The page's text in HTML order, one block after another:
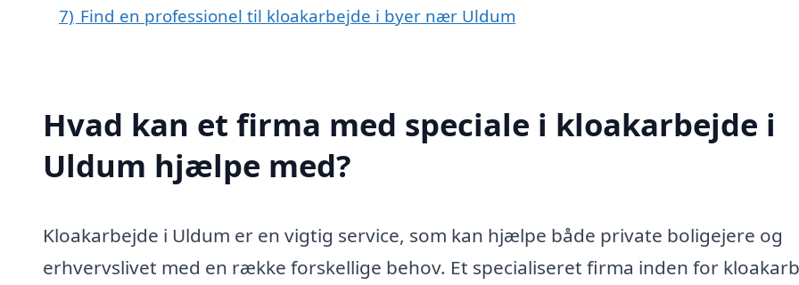
7) Find en professionel til kloakarbejde i byer nær Uldum
Hvad kan et firma med speciale i kloakarbejde i
Uldum hjælpe med?
Kloakarbejde i Uldum er en vigtig service, som kan hjælpe både private boligejere og
erhvervslivet med en række forskellige behov. Et specialiseret firma inden for